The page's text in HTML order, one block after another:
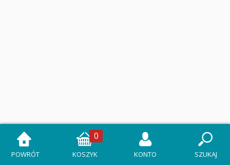
POWRÓT
0
KOSZYK KONTO SZUKAJ